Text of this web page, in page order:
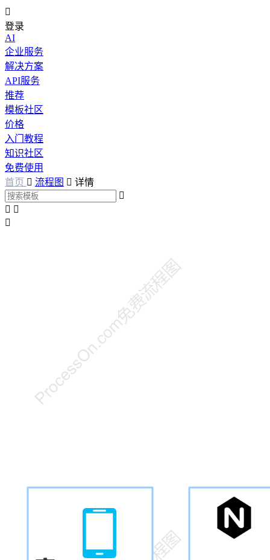

登录
AI
企业服务
解决方案
API服务
推荐
模板社区
价格
入门教程
知识社区
免费使用
首页  流程图  详情

 
